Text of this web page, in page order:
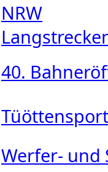
NRW
40.
Werfer- und